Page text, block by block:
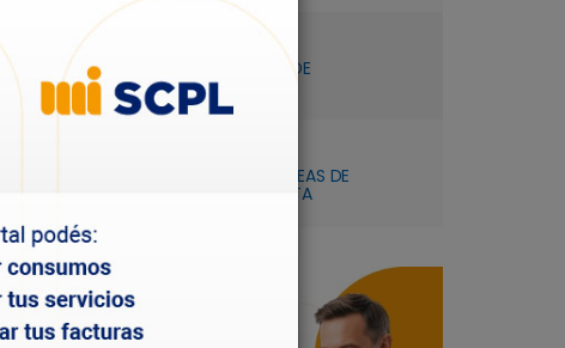
CORTE DE CALZADA POR TAREAS DE
SANEAMIENTO EN KM. 5
REDUCCIÓN DE CALZADA POR TAREAS DE
SANEAMIENTO EN Bº QUIRNO COSTA